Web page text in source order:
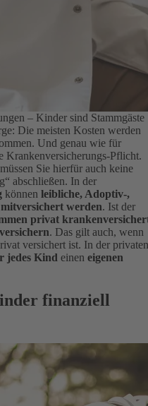
– Kinder sind Stammgäste
Die meisten Kosten werden
Und genau wie für
Krankenversicherungs-Pflicht.
Sie hierfür auch keine
abschließen. In der
können leibliche, Adoptiv-,
werden. Ist der
privat
. Das gilt auch, wenn
versichert ist. In der privaten
jedes Kind einen eigenen
finanziell